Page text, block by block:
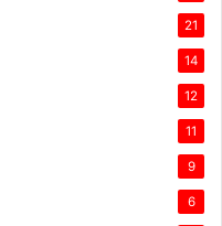
21
14
12
11
9
6